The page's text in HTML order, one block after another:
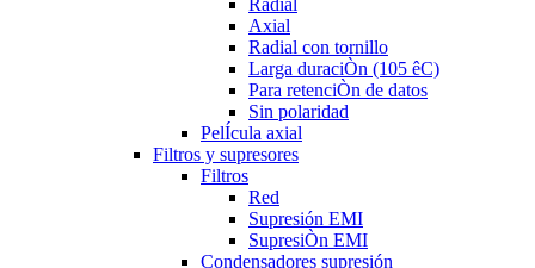
Axial
Radial con tornillo
Larga duraciÒn (105 êC)
Para retenciÒn de datos
Sin polaridad
PelÍcula axial
Filtros y supresores
Filtros
Red
Supresión EMI
SupresiÒn EMI
Condensadores supresión